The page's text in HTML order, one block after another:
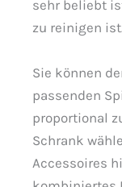
sehr beliebt
zu reinigen
Sie können
passenden
proportional
Schrank
Accessoires